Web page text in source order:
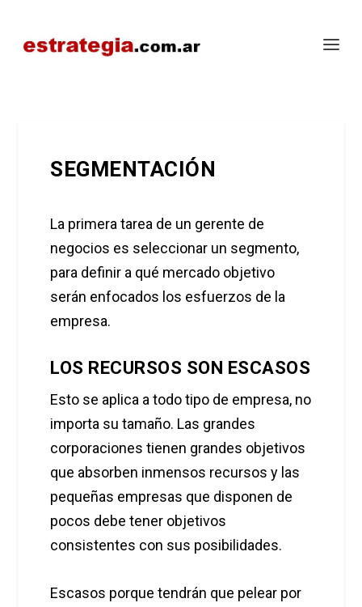
SEGMENTACIÓN
La primera tarea de un gerente de
negocios es seleccionar un segmento,
para definir a qué mercado objetivo
serán enfocados los esfuerzos de la
empresa.
LOS RECURSOS SON ESCASOS
Esto se aplica a todo tipo de empresa, no
importa su tamaño. Las grandes
corporaciones tienen grandes objetivos
que absorben inmensos recursos y las
pequeñas empresas que disponen de
pocos debe tener objetivos
consistentes con sus posibilidades.
Escasos porque tendrán que pelear por